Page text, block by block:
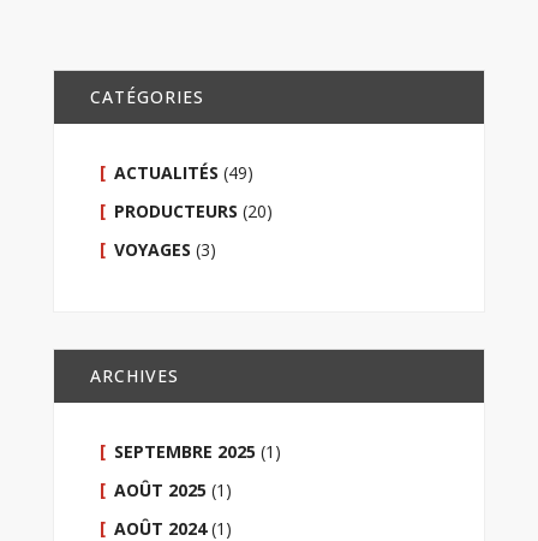
CATÉGORIES
ACTUALITÉS (49)
PRODUCTEURS (20)
VOYAGES (3)
ARCHIVES
SEPTEMBRE 2025 (1)
AOÛT 2025 (1)
AOÛT 2024(1)